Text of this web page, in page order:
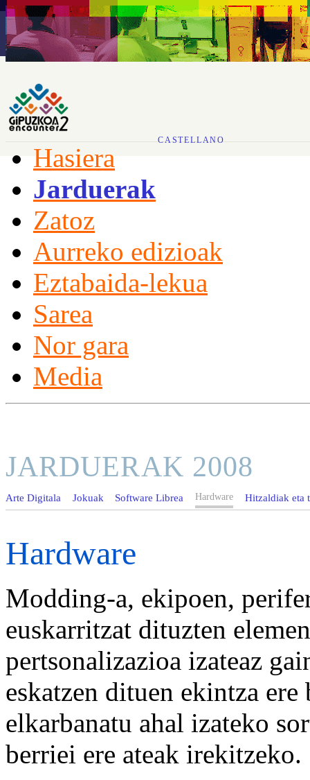
CASTELLANO
Hasiera
Jarduerak
Zatoz
Aurreko edizioak
Eztabaida-lekua
Sarea
Nor gara
Media
JARDUERAK 2008
Arte Digitala Jokuak Software Librea Hardware Hitzaldiak eta
Hardware
Modding-a, ekipoen,
euskarritzat dituzten
pertsonalizazioa izateaz
eskatzen dituen ekintza
elkarbanatu ahal izateko
berriei ere ateak irekitzeko.